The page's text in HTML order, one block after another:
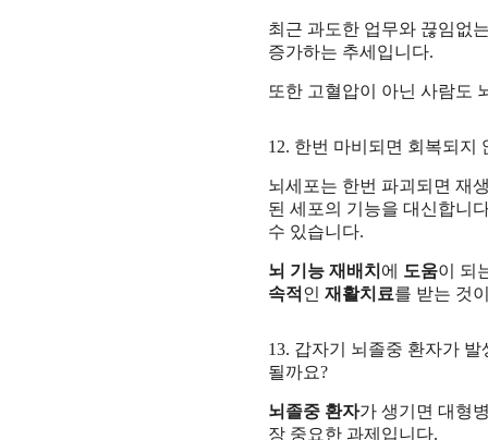
최근 과도한 업무와 끊임없
증가하는 추세입니다.
또한 고혈압이 아닌 사람도
12. 한번 마비되면 회복되지
뇌세포는 한번 파괴되면 재
된 세포의 기능을 대신합니
수 있습니다.
뇌 기능 재배치 에 도움이 되
속적 인재활치료를 받는 것
13. 갑자기 뇌졸중 환자가
될까요?
뇌졸중 환자가 생기면 대형
장 중요한 과제입니다.